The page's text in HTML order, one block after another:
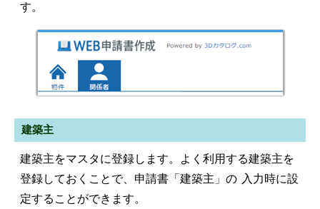
す。
建築主
建築主をマスタに登録します。よく利用する建築主を
登録しておくことで、申請書「建築主」の 入力時に設
定することができます。